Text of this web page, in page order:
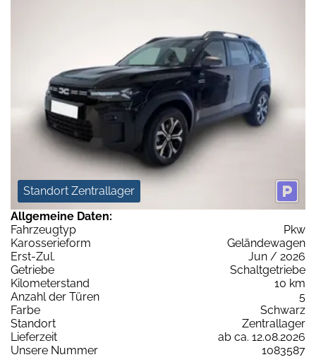
Standort Zentrallager
Allgemeine Daten:
Fahrzeugtyp
Pkw
Karosserieform
Geländewagen
Erst-Zul.
Jun / 2026
Getriebe
Schaltgetriebe
Kilometerstand
10 km
Anzahl der Türen
5
Farbe
Schwarz
Standort
Zentrallager
Lieferzeit
ab ca. 12.08.2026
Unsere Nummer
1083587